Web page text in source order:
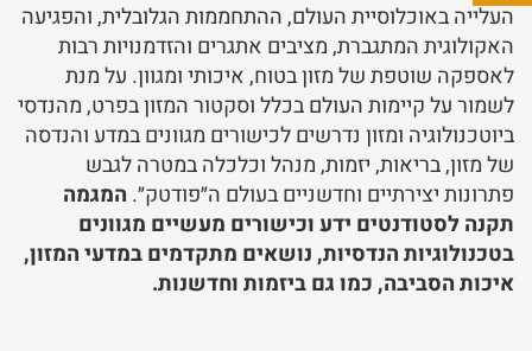
העלייה באוכלוסיית העולם, ההתחממות הגלובלית, והפגיעה
האקולוגית המתגברת, מציבים אתגרים והזדמנויות רבות
לאספקה שוטפת של מזון בטוח, איכותי ומגוון. על מנת
לשמור על קיימות העולם בכלל וסקטור המזון בפרט, מהנדסי
ביוטכנולוגיה ומזון נדרשים לכישורים מגוונים במדע והנדסה
של מזון, בריאות, יזמות, מנהל וכלכלה במטרה לגבש
פתרונות יצירתיים וחדשניים בעולם ה״פודטק״. המגמה
תקנה לסטודנטים ידע וכישורים מעשיים מגוונים
בטכנולוגיות הנדסיות, נושאים מתקדמים במדעי המזון,
איכות הסביבה, כמו גם ביזמות וחדשנות.​